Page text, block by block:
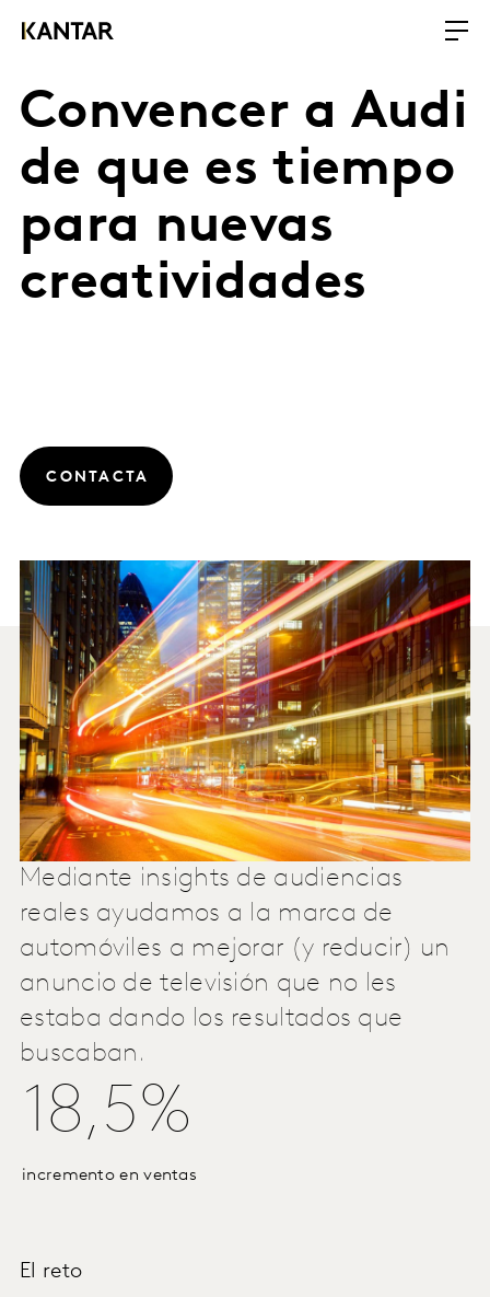
Convencer a Audi
de que es tiempo
para nuevas
creatividades
CONTACTA
Mediante insights de audiencias
reales ayudamos a la marca de
automóviles a mejorar (y reducir) un
anuncio de televisión que no les
estaba dando los resultados que
buscaban.
18,5%
incremento en ventas
El reto